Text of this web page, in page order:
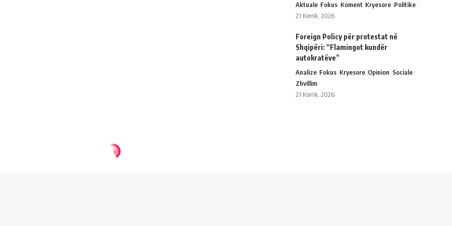
Aktuale Fokus Koment Kryesore Politike
21 Korrik, 2026
Foreign Policy për protestat në
Shqipëri: “Flamingot kundër
autokratëve”
Analize Fokus Kryesore Opinion Sociale
Zhvillim
21 Korrik, 2026